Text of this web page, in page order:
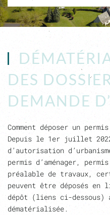
DES
DEMANDE
Comment déposer un
Depuis le 1er juillet
d’autorisation
permis d’aménager,
préalable de travaux,
peuvent être déposés
dépôt (liens ci-dessous)
dématérialisée.